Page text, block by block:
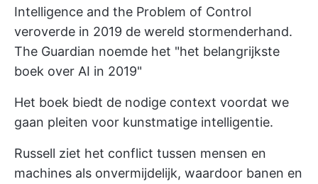
Intelligence and the Problem of Control
veroverde in 2019 de wereld stormenderhand.
The Guardian noemde het "het belangrijkste
boek over AI in 2019"
Het boek biedt de nodige context voordat we
gaan pleiten voor kunstmatige intelligentie.
Russell ziet het conflict tussen mensen en
machines als onvermijdelijk, waardoor banen en